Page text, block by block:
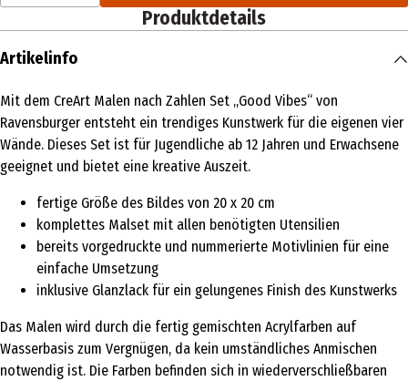
Produktdetails
Artikelinfo
Mit dem CreArt Malen nach Zahlen Set „Good Vibes“ von
Ravensburger entsteht ein trendiges Kunstwerk für die eigenen vier
Wände. Dieses Set ist für Jugendliche ab 12 Jahren und Erwachsene
geeignet und bietet eine kreative Auszeit.
fertige Größe des Bildes von 20 x 20 cm
komplettes Malset mit allen benötigten Utensilien
bereits vorgedruckte und nummerierte Motivlinien für eine
einfache Umsetzung
inklusive Glanzlack für ein gelungenes Finish des Kunstwerks
Das Malen wird durch die fertig gemischten Acrylfarben auf
Wasserbasis zum Vergnügen, da kein umständliches Anmischen
notwendig ist. Die Farben befinden sich in wiederverschließbaren